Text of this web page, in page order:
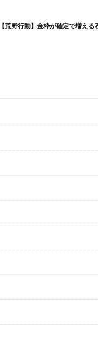
【荒野行動】金枠が確定で増える